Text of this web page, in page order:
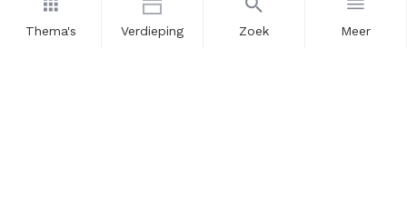
Thema's Verdieping Zoek Meer